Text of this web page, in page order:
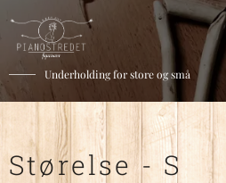
Underholding for store og små
Størelse - S